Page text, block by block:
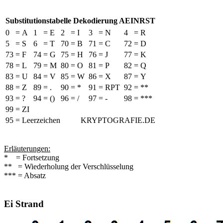
Substitutionstabelle Dekodierung AEINRST
0
= A 1 = E 2 = I 3 = N 4 = R
5
= S 6 = T 70 = B 71 = C 72 = D
73 = F 74 = G 75 = H 76 = J 77 = K
78 = L 79 = M 80 = O 81 = P 82 = Q
83 = U 84 = V 85 = W 86 = X 87 = Y
88 = Z 89 = . 90 = * 91 = RPT 92 = **
93 = ? 94 = () 96 = / 97 = - 98 = ***
99 = ZI
95 = Leerzeichen
KRYPTOGRAFIE.DE
Erläuterungen:
* = Fortsetzung
** = Wiederholung der Verschlüsselung
*** = Absatz
Ei Strand